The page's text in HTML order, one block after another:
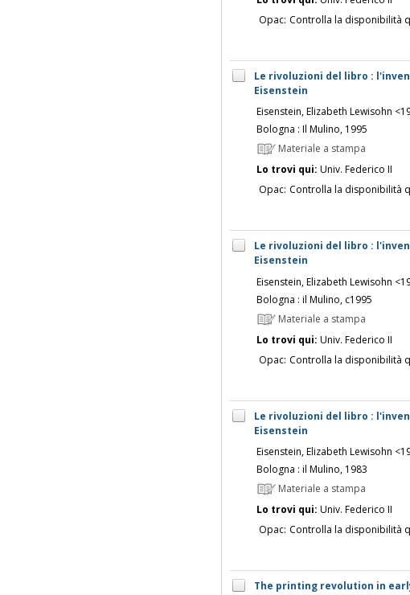
Opac: Controlla la disponibilità
Le rivoluzioni del libro :
Eisenstein
Eisenstein, Elizabeth Lewisohn
Bologna : Il Mulino, 1995
Materiale a stampa
Lo trovi qui: Univ. Federico II
Opac: Controlla la disponibilità
Le rivoluzioni del libro :
Eisenstein
Eisenstein, Elizabeth Lewisohn
Bologna : il Mulino, c1995
Materiale a stampa
Lo trovi qui: Univ. Federico II
Opac: Controlla la disponibilità
Le rivoluzioni del libro :
Eisenstein
Eisenstein, Elizabeth Lewisohn
Bologna : il Mulino, 1983
Materiale a stampa
Lo trovi qui: Univ. Federico II
Opac: Controlla la disponibilità
The printing revolution in